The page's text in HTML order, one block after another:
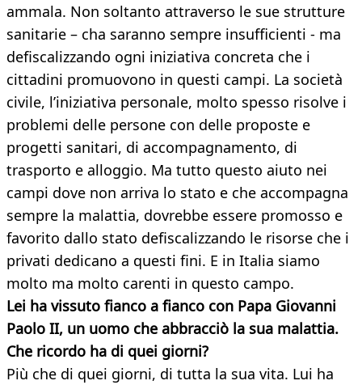
ammala. Non soltanto attraverso le sue strutture
sanitarie – cha saranno sempre insufficienti - ma
defiscalizzando ogni iniziativa concreta che i
cittadini promuovono in questi campi. La società
civile, l’iniziativa personale, molto spesso risolve i
problemi delle persone con delle proposte e
progetti sanitari, di accompagnamento, di
trasporto e alloggio. Ma tutto questo aiuto nei
campi dove non arriva lo stato e che accompagna
sempre la malattia, dovrebbe essere promosso e
favorito dallo stato defiscalizzando le risorse che i
privati dedicano a questi fini. E in Italia siamo
molto ma molto carenti in questo campo.
Lei ha vissuto fianco a fianco con Papa Giovanni
Paolo II, un uomo che abbracciò la sua malattia.
Che ricordo ha di quei giorni?
Più che di quei giorni, di tutta la sua vita. Lui ha